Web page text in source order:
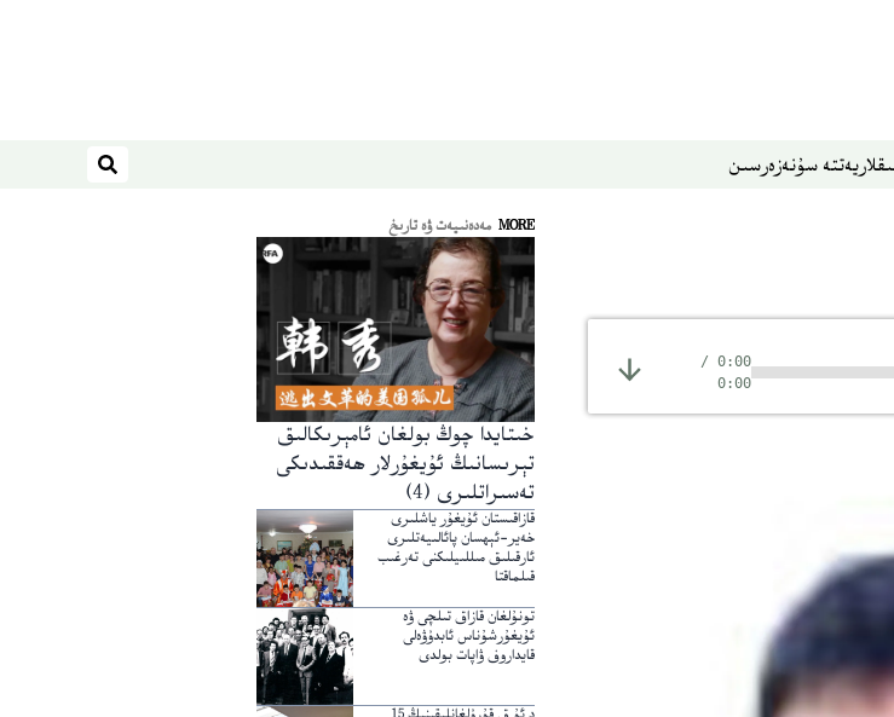
يەتتە سۇنەزەرسىن ئىزدەش
0:00
/
0:00
MORE مەدەنىيەت ۋە تارىخ
خىتايدا چوڭ بولغان ئامېرىكالىق
تېرىسانىڭ ئۇيغۇرلار ھەققىدىكى
تەسىراتلىرى (4)
قازاقىستان ئۇيغۇر ياشلىرى
خەير-ئېھسان پائالىيەتلىرى
ئارقىلىق مىللىيلىكنى تەرغىب
قىلماقتا
تونۇلغان قازاق تىلچى ۋە
ئۇيغۇرشۇناس ئابدۇۋەلى
قايداروف ۋاپات بولدى